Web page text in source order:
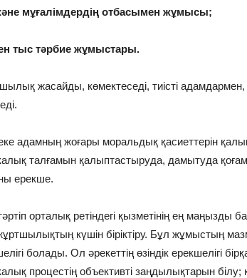
мұғалімдердің отбасымен жұмысы;
тыс тәрбие жұмыстары.
жасайды, көмектеседі, тиісті адамдармен,
адамның жоғары моральдық қасиеттерін
талғамын қалыптастыруда, дамытуда
ерекше.
орталық ретіндегі қызметінің ең маңызды
күшін біріктіру. Бұл жұмыстың
болады. Ол әрекеттің өзіндік ерекшелігі
процестің объективті заңдылықтарын білу;